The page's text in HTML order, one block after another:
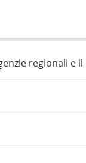
regionali